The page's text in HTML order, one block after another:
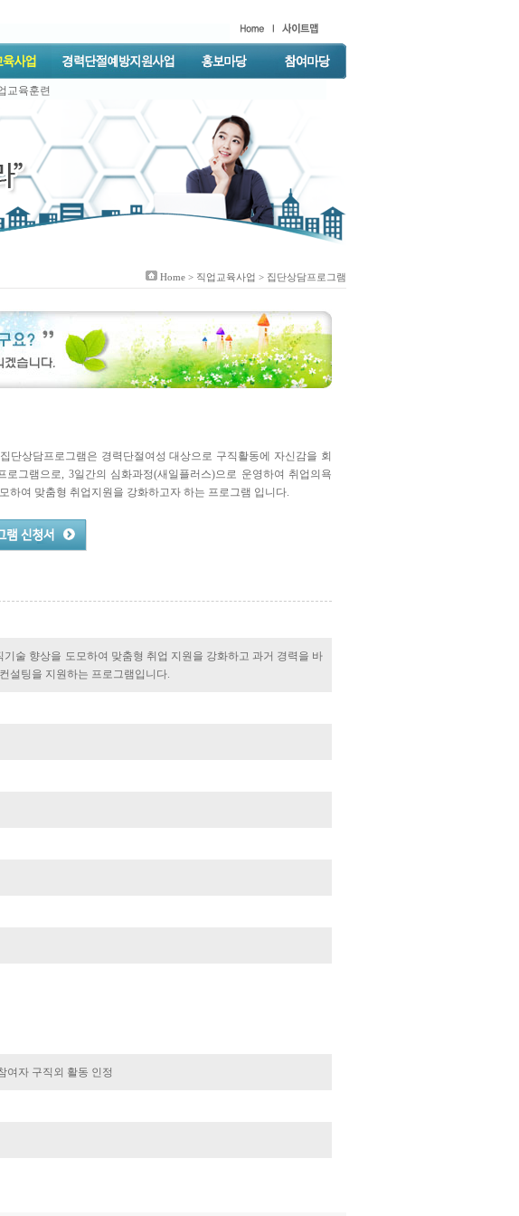
교육훈련
Home > 직업교육사업 > 집단상담프로그램
단상담프로그램은 경력단절여성 대상으로 구직활동에 자신감을 회
로그램으로, 3일간의 심화과정(새일플러스)으로 운영하여 취업의욕
하여 맞춤형 취업지원을 강화하고자 하는 프로그램 입니다.
술 향상을 도모하여 맞춤형 취업 지원을 강화하고 과거 경력을 바
설팅을 지원하는 프로그램입니다.
여자 구직외 활동 인정